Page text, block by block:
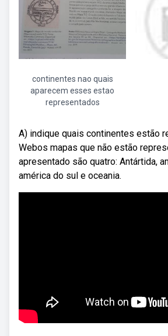
continentes nao quais
aparecem esses estao
representados
A) indique quais continentes estão
Webos mapas que não estão
apresentado são quatro: Antártida,
américa do sul e oceania.